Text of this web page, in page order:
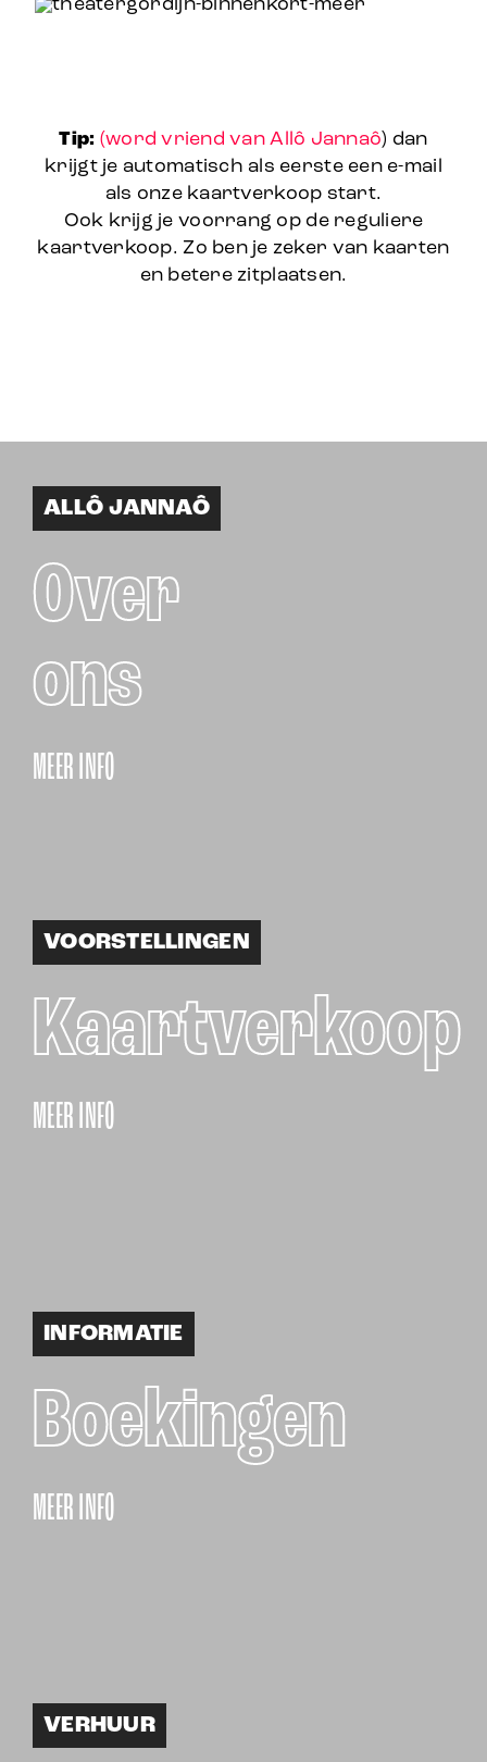
Tip: (word vriend van Allô Jannaô) dan
krijgt je automatisch als eerste een e-mail
als onze kaartverkoop start.
Ook krijg je voorrang op de reguliere
kaartverkoop. Zo ben je zeker van kaarten
en betere zitplaatsen.
ALLÔ JANNAÔ
Over
ons
MEER INFO
VOORSTELLINGEN
Kaartverkoop
MEER INFO
INFORMATIE
Boekingen
MEER INFO
VERHUUR